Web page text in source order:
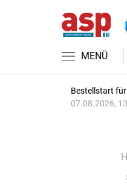
MENÜ
Bestellstart
07.08.2026,